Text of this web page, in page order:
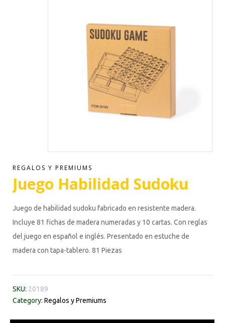
REGALOS Y PREMIUMS
Juego Habilidad Sudoku
Juego de habilidad sudoku fabricado en resistente madera.
Incluye 81 fichas de madera numeradas y 10 cartas. Con reglas
del juego en español e inglés. Presentado en estuche de
madera con tapa-tablero. 81 Piezas
SKU: 20189
Category: Regalos y Premiums